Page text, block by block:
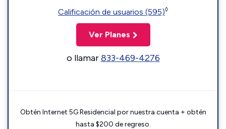
Calificación de usuarios (595)◊
Ver Planes
o llamar833-469-4276
Obtén Internet 5G Residencial por nuestra cuenta + obtén
hasta $200 de regreso.